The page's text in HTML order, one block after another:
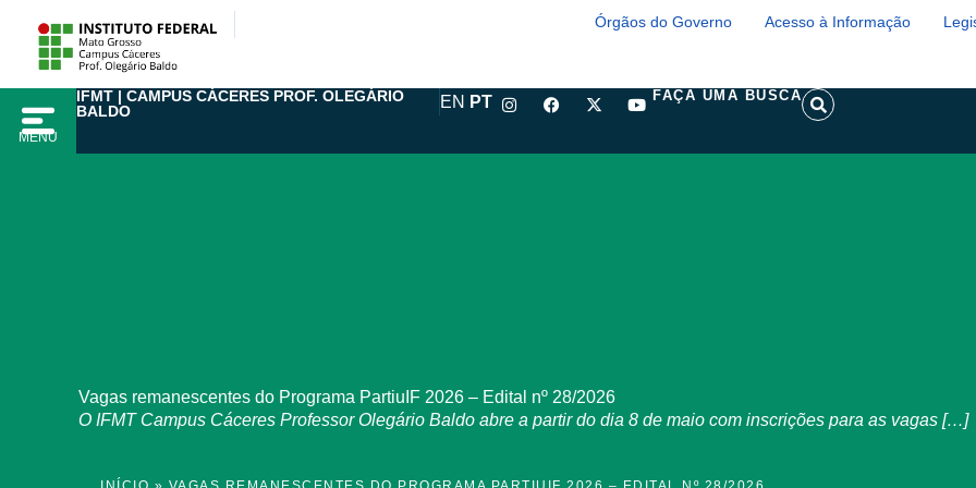
Órgãos do Governo Acesso à Informação
MENU
IFMT | CAMPUS CÁCERES PROF. OLEGÁRIO
BALDO
EN PT
I
n
F
a
X
-
Y
o
FAÇA UMA BUSCA
S
e
Vagas remanescentes do Programa PartiuIF 2026 – Edital nº 28/2026
O IFMT Campus Cáceres Professor Olegário Baldo abre a partir do dia 8 de maio com inscrições para as vagas […]